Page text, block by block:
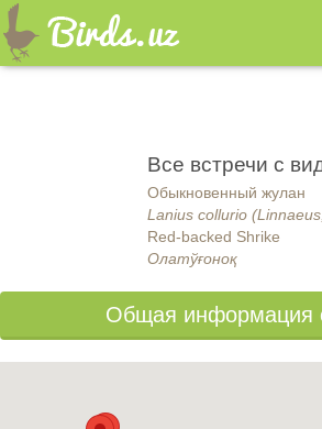
Все встречи с
Обыкновенный жулан
Lanius collurio
Red-backed Shrike
Олатўғоноқ
Общая информация